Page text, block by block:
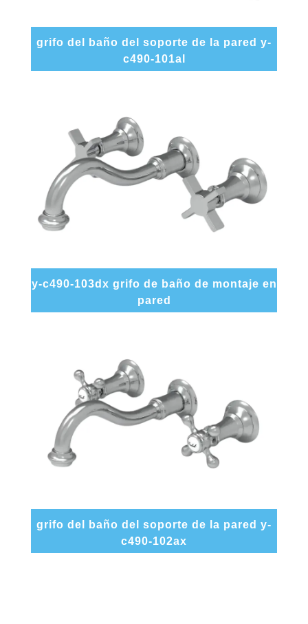
grifo del baño del soporte de la pared y-
c490-101al
y-c490-103dx grifo de baño de montaje en
pared
grifo del baño del soporte de la pared y-
c490-102ax